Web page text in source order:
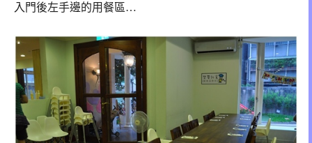
入門後左手邊的用餐區…